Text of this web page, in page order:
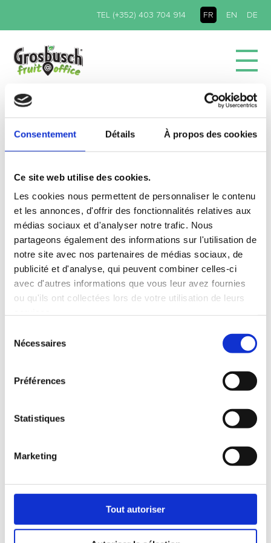
Consentement Détails À propos des cookies
Ce site web utilise des cookies.
Les cookies nous permettent de personnaliser le contenu
et les annonces, d'offrir des fonctionnalités relatives aux
médias sociaux et d'analyser notre trafic. Nous
partageons également des informations sur l'utilisation de
notre site avec nos partenaires de médias sociaux, de
publicité et d'analyse, qui peuvent combiner celles-ci
avec d'autres informations que vous leur avez fournies
ou qu'ils ont collectées lors de votre utilisation de leurs
Nécessaires
Préférences
Statistiques
Marketing
Tout autoriser
FR EN DE
TEL (+352) 403 704 914
ACCUEIL
IMAGE081
ACTUS